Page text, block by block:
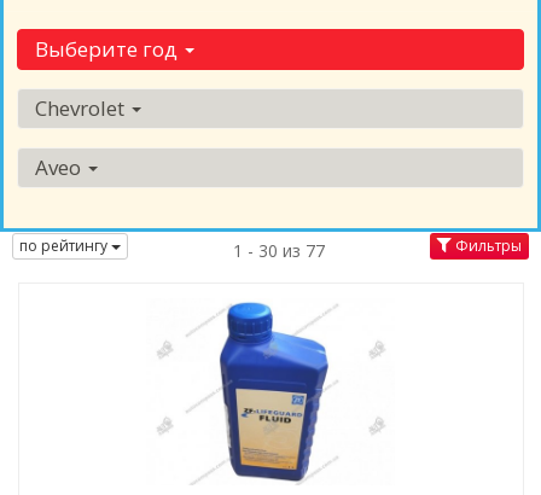
Выберите год
Chevrolet
Aveo
по рейтингу 1 - 30 из 77 Фильтры